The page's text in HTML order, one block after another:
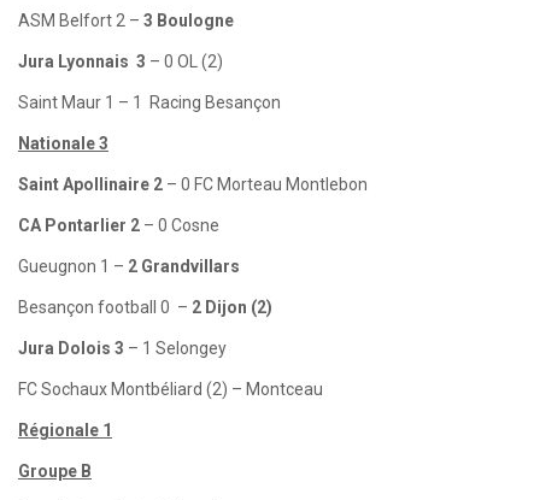
ASM Belfort 2 – 3 Boulogne
Jura Lyonnais 3 – 0 OL (2)
Saint Maur 1 – 1 Racing Besançon
Nationale 3
Saint Apollinaire 2 – 0 FC Morteau Montlebon
CA Pontarlier 2 – 0 Cosne
Gueugnon 1 – 2 Grandvillars
Besançon football 0 – 2 Dijon (2)
Jura Dolois 3 – 1 Selongey
FC Sochaux Montbéliard (2) – Montceau
Régionale 1
Groupe B